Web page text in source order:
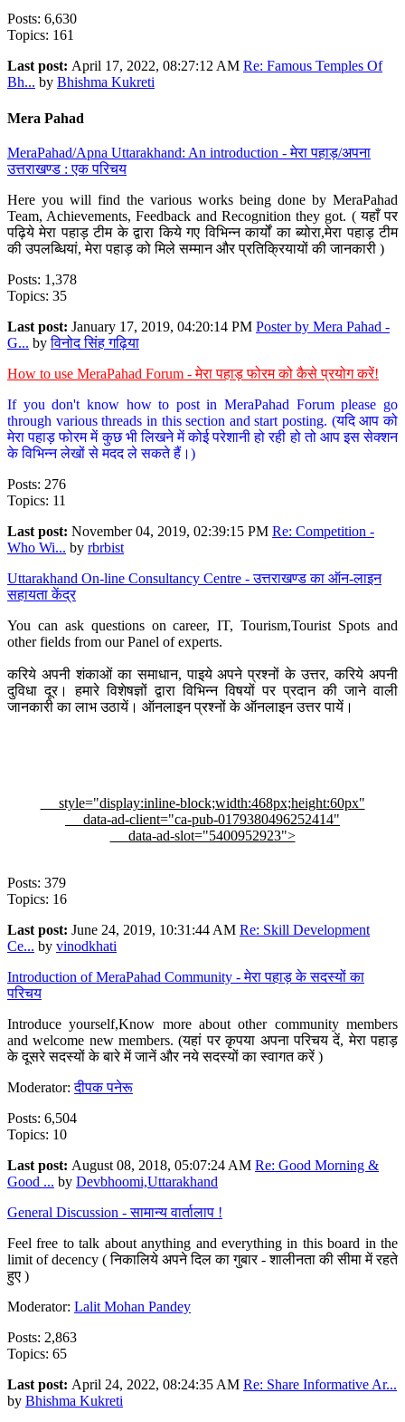
Posts: 6,630
Topics: 161
Last post: April 17, 2022, 08:27:12 AM Re: Famous Temples Of
Bh... by Bhishma Kukreti
Mera Pahad
MeraPahad/Apna Uttarakhand: An introduction - मेरा पहाड़/अपना
उत्तराखण्ड : एक परिचय
Here you will find the various works being done by MeraPahad
Team, Achievements, Feedback and Recognition they got. ( यहाँ पर
पढ़िये मेरा पहाड़ टीम के द्वारा किये गए विभिन्न कार्यों का ब्योरा,मेरा पहाड़ टीम
की उपलब्धियां, मेरा पहाड़ को मिले सम्मान और प्रतिक्रियायों की जानकारी )
Posts: 1,378
Topics: 35
Last post: January 17, 2019, 04:20:14 PM Poster by Mera Pahad -
G... byविनोद सिंह गढ़िया
How to use MeraPahad Forum - मेरा पहाड़ फोरम को कैसे प्रयोग करें!
If you don't know how to post in MeraPahad Forum please go
through various threads in this section and start posting. (यदि आप को
मेरा पहाड़ फोरम में कुछ भी लिखने में कोई परेशानी हो रही हो तो आप इस सेक्शन
के विभिन्न लेखों से मदद ले सकते हैं।)
Posts: 276
Topics: 11
Last post: November 04, 2019, 02:39:15 PM Re: Competition -
Who Wi... by rbrbist
Uttarakhand On-line Consultancy Centre - उत्तराखण्ड का ऑन-लाइन
सहायता केंद्र
You can ask questions on career, IT, Tourism,Tourist Spots and
other fields from our Panel of experts.
करिये अपनी शंकाओं का समाधान, पाइये अपने प्रश्नों के उत्तर, करिये अपनी
दुविधा दूर। हमारे विशेषज्ञों द्वारा विभिन्न विषयों पर प्रदान की जाने वाली
जानकारी का लाभ उठायें। ऑनलाइन प्रश्नों के ऑनलाइन उत्तर पायें।
style="display:inline-block;width:468px;height:60px"
data-ad-client="ca-pub-0179380496252414"
data-ad-slot="5400952923">
Posts: 379
Topics: 16
Last post: June 24, 2019, 10:31:44 AM Re: Skill Development
Ce... by vinodkhati
Introduction of MeraPahad Community - मेरा पहाड़ के सदस्यों का
परिचय
Introduce yourself,Know more about other community members
and welcome new members. (यहां पर कृपया अपना परिचय दें, मेरा पहाड़
के दूसरे सदस्यों के बारे में जानें और नये सदस्यों का स्वागत करें )
Moderator:दीपक पनेरू
Posts: 6,504
Topics: 10
Last post: August 08, 2018, 05:07:24 AM Re: Good Morning &
Good ... by Devbhoomi,Uttarakhand
General Discussion - सामान्य वार्तालाप !
Feel free to talk about anything and everything in this board in the
limit of decency ( निकालिये अपने दिल का गुबार - शालीनता की सीमा में रहते
हुए )
Moderator: Lalit Mohan Pandey
Posts: 2,863
Topics: 65
Last post: April 24, 2022, 08:24:35 AM Re: Share Informative Ar...
by Bhishma Kukreti